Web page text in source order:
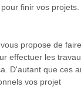
finir vos projets.
propose de
effectuer les
D'autant que ces
vos projet